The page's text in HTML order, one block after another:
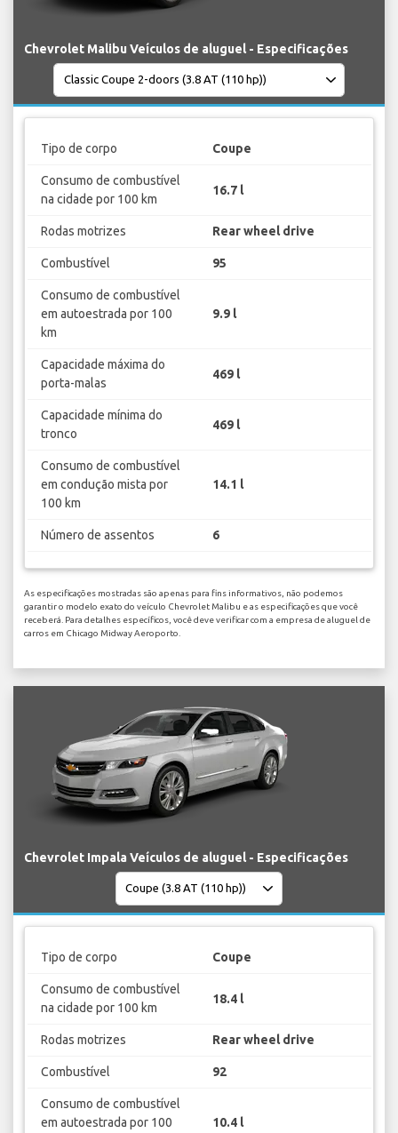
Chevrolet Malibu Veículos de aluguel - Especificações
Tipo de corpo Coupe
Consumo de combustível
na cidade por 100 km
16.7 l
Rodas motrizes Rear wheel drive
Combustível 95
Consumo de combustível
em autoestrada por 100
km
9.9 l
Capacidade máxima do
porta-malas
469 l
Capacidade mínima do
tronco
469 l
Consumo de combustível
em condução mista por
100 km
14.1 l
Número de assentos 6
As especificações mostradas são apenas para fins informativos, não podemos
garantir o modelo exato do veículo Chevrolet Malibu e as especificações que você
receberá. Para detalhes específicos, você deve verificar com a empresa de aluguel de
carros em Chicago Midway Aeroporto.
Chevrolet Impala Veículos de aluguel - Especificações
Tipo de corpo Coupe
Consumo de combustível
na cidade por 100 km
18.4 l
Rodas motrizes Rear wheel drive
Combustível 92
Consumo de combustível
em autoestrada por 100
10.4 l